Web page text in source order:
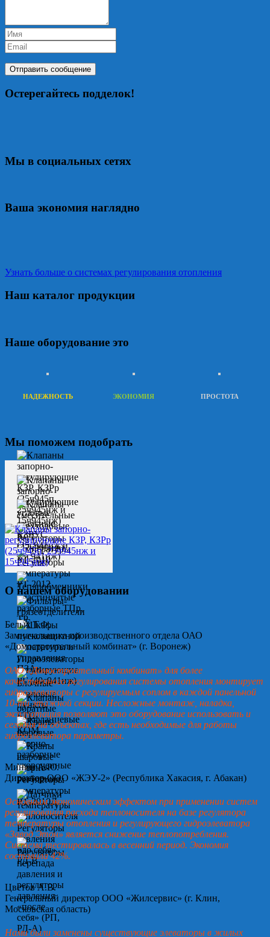
Остерегайтесь подделок!
Мы в социальных сетях
Ваша экономия наглядно
Узнать больше о системах регулирования отопления
Наш каталог продукции
Наше оборудование это
НАДЕЖНОСТЬ ЭКОНОМИЯ ПРОСТОТА
Мы поможем подобрать
О нашем оборудовании
Белых Т.Ф.
Замначальника производственного отдела ОАО
«Домостроительный комбинат» (г. Воронеж)
ОАО «Домостроительный комбинат» для более
качественного регулирования системы отопления монтирует
гидроэлеваторы с регулируемым соплом в каждой панельной
10-ти этажной секции. Несложные монтаж, наладка,
эксплуатация позволяют это оборудование использовать и
сегодня на объектах, где есть необходимые для работы
гидроэлеватора параметры.
Минин А.Ю.
Директор ООО «ЖЭУ-2» (Республика Хакасия, г. Абакан)
Основным экономическим эффектом при применении систем
регулирования расхода теплоносителя на базе регулятора
температуры отопления и регулирующего гидроэлеватора
«Завод Этон» является снижение теплопотребления.
Система тестировалась в весенний период. Экономия
составила 42%.
Цветов А.В.
Генеральный директор ООО «Жилсервис» (г. Клин,
Московская область)
Нами были заменены существующие элеваторы в жилых